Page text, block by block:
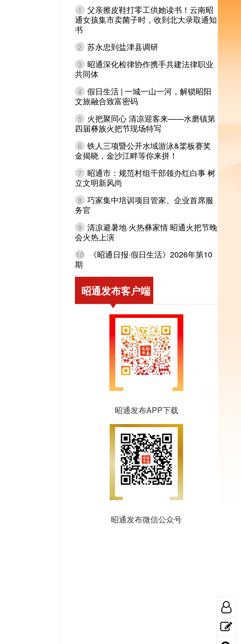
1
父亲擦皮鞋打零工供她读书！云南昭
通女孩集市卖菌子时，收到北大录取通知
书
2 苏永忠到盐津县调研
3
昭通深化检律协作携手共建法律职业
共同体
4 假日生活 | 一城一山一河，解锁昭阳
文旅融合致富密码
5
火把聚同心 清凉迎客来——水磨镇第
四届彝族火把节现场特写
6 铁人三项暨公开水域游泳&桨板赛奖
金揭晓，金沙江畔等你来拼！
7
昭通市：规范村组干部领办红白事 树
立文明新风尚
8 巧家集中培训项目管家、企业首席服
务官
9 清凉避暑地·火热彝家情 昭通火把节晚
会火热上演
10
《昭通日报·假日生活》2026年第10
期
昭通发布客户端
昭通发布APP下载
昭通发布微信公众号